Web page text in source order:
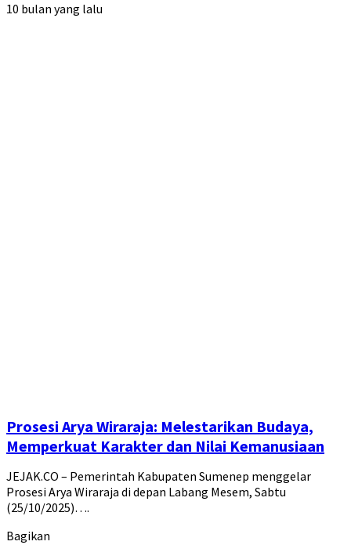
10 bulan yang lalu
Prosesi Arya Wiraraja: Melestarikan Budaya,
Memperkuat Karakter dan Nilai Kemanusiaan
JEJAK.CO – Pemerintah Kabupaten Sumenep menggelar
Prosesi Arya Wiraraja di depan Labang Mesem, Sabtu
(25/10/2025)….
Bagikan